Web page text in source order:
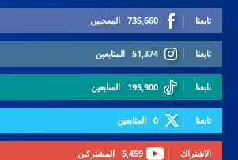
735,660 المعجبين تابعنا
51,374 المتابعين تابعنا
195,900 المتابعين تابعنا
0 المتابعين تابعنا
5,459 المشتركين الاشتراك